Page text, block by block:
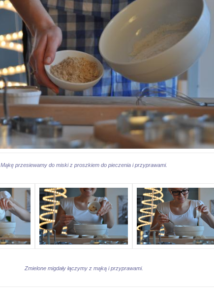
Mąkę przesiewamy do miski z proszkiem do pieczenia i przyprawami.
Zmielone migdały łączymy z mąką i przyprawami.